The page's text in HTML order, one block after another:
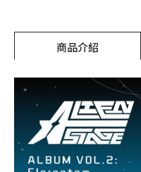
商品介紹